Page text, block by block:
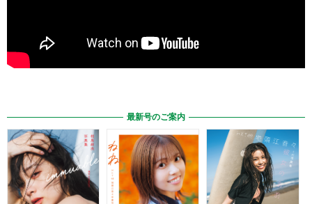
最新号のご案内